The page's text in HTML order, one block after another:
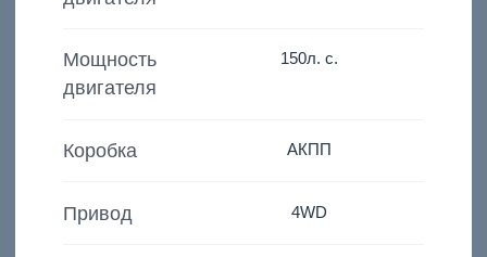
Мощность
двигателя
150л. с.
Коробка АКПП
Привод 4WD